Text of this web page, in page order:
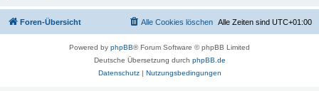
Foren-Übersicht Alle Zeiten sind UTC+01:00
Alle Cookies löschen
Powered by phpBB® Forum Software © phpBB Limited
Deutsche Übersetzung durch phpBB.de
Datenschutz| Nutzungsbedingungen